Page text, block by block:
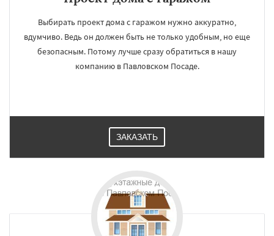
Выбирать проект дома с гаражом нужно аккуратно,
вдумчиво. Ведь он должен быть не только удобным, но еще
безопасным. Потому лучше сразу обратиться в нашу
компанию в Павловском Посаде.
ЗАКАЗАТЬ